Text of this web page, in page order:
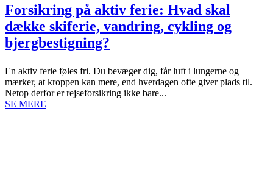
Forsikring på aktiv ferie: Hvad skal
dække skiferie, vandring, cykling og
bjergbestigning?
En aktiv ferie føles fri. Du bevæger dig, får luft i lungerne og
mærker, at kroppen kan mere, end hverdagen ofte giver plads til.
Netop derfor er rejseforsikring ikke bare...
SE MERE